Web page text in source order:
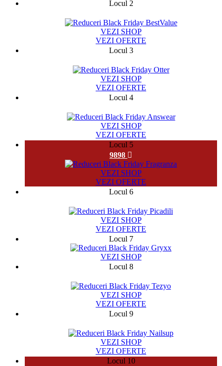
Locul 2
VEZI SHOP
VEZI OFERTE
Locul 3
VEZI SHOP
VEZI OFERTE
Locul 4
VEZI SHOP
VEZI OFERTE
Locul 5
9898
VEZI SHOP
VEZI OFERTE
Locul 6
VEZI SHOP
VEZI OFERTE
Locul 7
VEZI SHOP
Locul 8
VEZI SHOP
VEZI OFERTE
Locul 9
VEZI SHOP
VEZI OFERTE
Locul 10